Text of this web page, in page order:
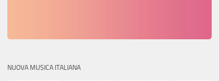
NUOVA MUSICA ITALIANA